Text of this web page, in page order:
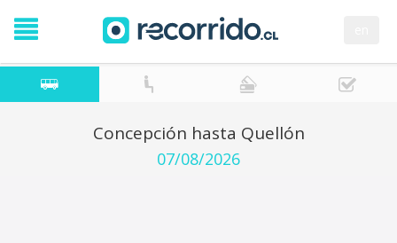
Concepción hasta Quellón
07/08/2026